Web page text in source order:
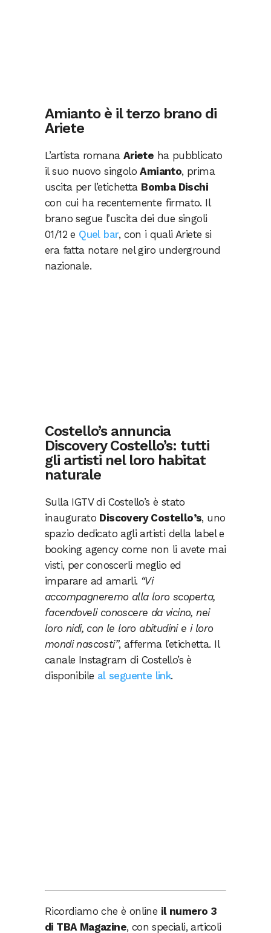
Amianto è il terzo brano di
Ariete
L’artista romana Ariete ha pubblicato
il suo nuovo singoloAmianto, prima
uscita per l’etichetta Bomba Dischi
con cui ha recentemente firmato. Il
brano segue l’uscita dei due singoli
01/12 e Quel bar, con i quali Ariete si
era fatta notare nel giro underground
nazionale.
Costello’s annuncia
Discovery Costello’s: tutti
gli artisti nel loro habitat
naturale
Sulla IGTV di Costello’s è stato
inaugurato Discovery Costello’s, uno
spazio dedicato agli artisti della label e
booking agency come non li avete mai
visti, per conoscerli meglio ed
imparare ad amarli. “Vi
accompagneremo alla loro scoperta,
facendoveli conoscere da vicino, nei
loro nidi, con le loro abitudini e i loro
mondi nascosti”, afferma l’etichetta. Il
canale Instagram di Costello’s è
disponibile al seguente link.
Ricordiamo che è online il numero 3
di TBA Magazine, con speciali, articoli